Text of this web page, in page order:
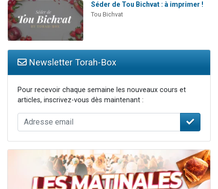
Séder de Tou Bichvat : à imprimer !
Tou Bichvat
Newsletter Torah-Box
Pour recevoir chaque semaine les nouveaux cours et
articles, inscrivez-vous dès maintenant :